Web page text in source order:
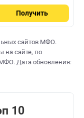
Получить
сайтов МФО.
на сайте, по
Дата обновления:
10